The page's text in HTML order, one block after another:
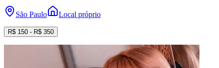
São Paulo Local próprio
R$ 150 - R$ 350